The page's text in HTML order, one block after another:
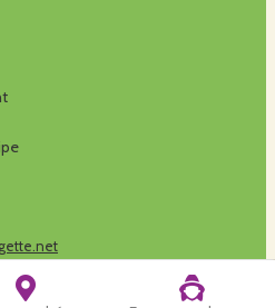
SCOP Alilo